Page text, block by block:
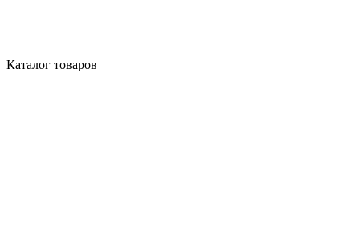
Каталог товаров